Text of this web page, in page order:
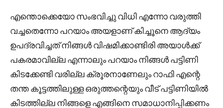
എന്തൊക്കെയോ സംഭവിച്ചു വിധി എന്നോ വരുത്തി
വച്ചതെന്നോ പറയാം അയളാണ് കിച്ചൂനെ ആദ്യം
ഉപദ്രവിച്ചത് നിങ്ങൾ വിഷമിക്കാണ്ടിരി അയാൾക്ക്‌
പകരമാവില്ല എന്നാലും പറയാം നിങ്ങൾ പട്ടിണി
കിടക്കേണ്ടി വരില്ല ക്രൂരനാണേലും റാഫി എന്റെ
തന്ത കൂട്ടത്തിലുള്ള ഒരുത്തന്റെയും വീട് പട്ടിണിയിൽ
കിടത്തില്ല നിങ്ങളെ എങ്ങിനെ സമാധാനിപ്പിക്കണം